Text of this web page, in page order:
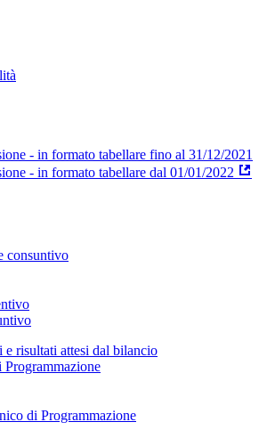
- in formato tabellare fino al 31/12/2021
- in formato tabellare dal 01/01/2022
consuntivo
risultati attesi dal bilancio
di Programmazione